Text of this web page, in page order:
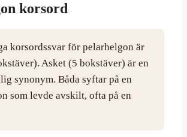
korsord
korsordssvar för pelarhelgon är
Asket (5 bokstäver) är en
synonym. Båda syftar på en
som levde avskilt, ofta på en